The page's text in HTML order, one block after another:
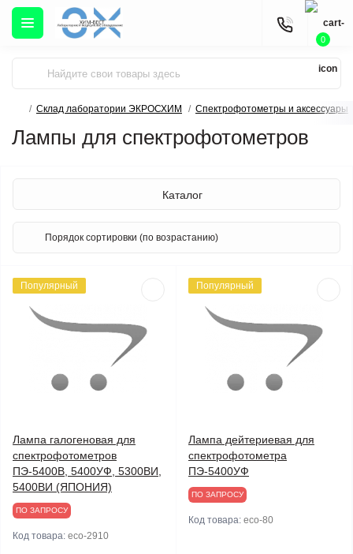
0
Склад лаборатории ЭКРОСХИМ Спектрофотометры и аксессуары
Лампы для спектрофотометров
Каталог
Популярный
Лампа галогеновая для
спектрофотометров
ПЭ-5400В, 5400УФ, 5300ВИ,
5400ВИ (ЯПОНИЯ)
ПО ЗАПРОСУ
Код товара: eco-2910
Популярный
Лампа дейтериевая для
спектрофотометра
ПЭ-5400УФ
ПО ЗАПРОСУ
Код товара: eco-80